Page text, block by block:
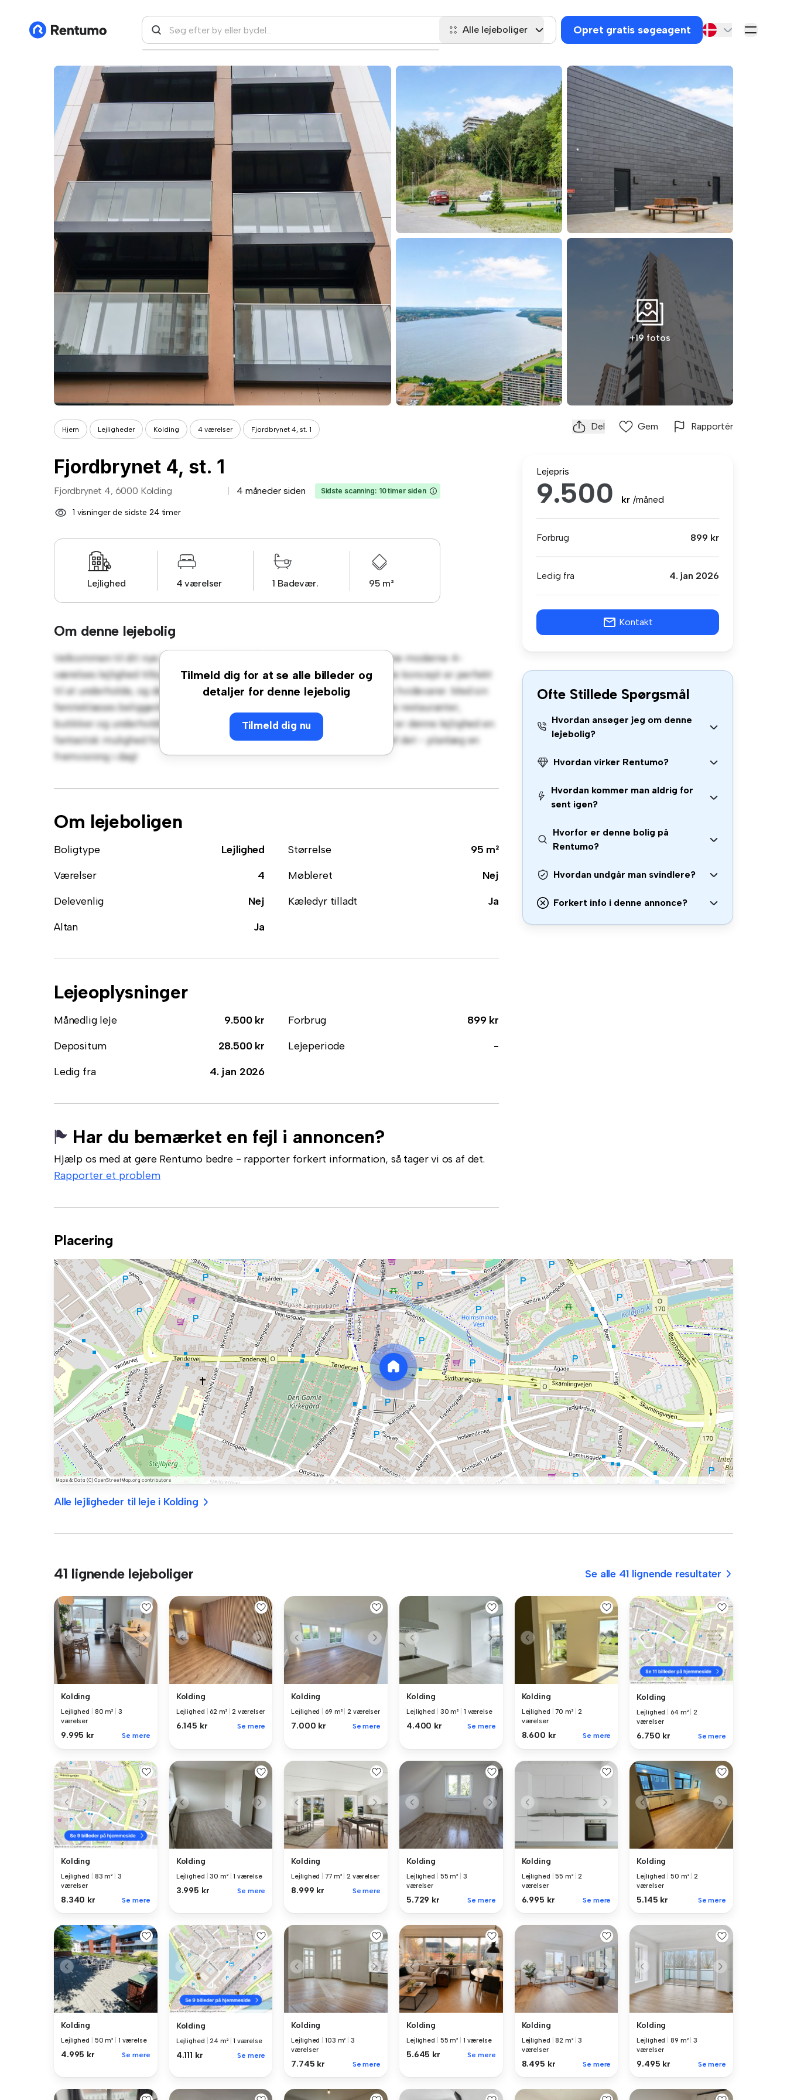
Alle lejeboliger Opret gratis søgeagent
+19 fotos
Hjem Lejligheder Kolding 4 værelser Fjordbrynet 4, st. 1 Del Gem Rapportér
Fjordbrynet 4, st. 1
Fjordbrynet 4, 6000 Kolding 4 måneder siden Sidste scanning: 10 timer siden
1 visninger de sidste 24 timer
Lejlighed 4 værelser 1 Badevær. 95 m²
Om denne lejebolig
Tilmeld dig for at se alle billeder og
detaljer for denne lejebolig
Tilmeld dig nu
Velkommen til dit nye byferiested på Fjordbrynet 4, 6000 Kolding! Denne moderne 4-
værelses lejlighed tilbyder et stilfuldt og hyggeligt opholdsrum. Det åbne koncept er perfekt
til at underholde, og det slanke køkken er udstyret med de bedste hårde hvidevarer. Med sin
førsteklasses beliggenhed vil du være kun få skridt væk fra byens bedste restauranter,
butikker og underholdningssteder. Til en overkommelig pris på 9.500 kr er denne lejlighed en
fantastisk mulighed for at nyde byens liv, når det er bedst. Gå ikke glip af det - planlæg en
fremvisning i dag!
Om lejeboligen
Boligtype Lejlighed Størrelse
95 m²
Værelser
4 Møbleret
Nej
Delevenlig
Nej Kæledyr tilladt
Ja
Altan
Ja
Lejeoplysninger
Månedlig leje 9.500 kr Forbrug
899 kr
Depositum
28.500 kr Lejeperiode
-
Ledig fra
4. jan 2026
Har du bemærket en fejl i annoncen?
Hjælp os med at gøre Rentumo bedre - rapporter forkert information, så tager vi os af det.
Rapporter et problem
Lejepris
9.500 kr /måned
Forbrug 899 kr
Ledig fra 4. jan 2026
Kontakt
Ofte Stillede Spørgsmål
Hvordan ansøger jeg om denne
lejebolig?
Hvordan virker Rentumo?
Hvordan kommer man aldrig for
sent igen?
Hvorfor er denne bolig på
Rentumo?
Hvordan undgår man svindlere?
Forkert info i denne annonce?
Placering
Alle lejligheder til leje i Kolding
41 lignende lejeboliger Se alle 41 lignende resultater
Kolding
Lejlighed 80 m²
3
værelser
9.995 kr Se mere
Kolding
Lejlighed 62 m² |2 værelser
6.145 kr Se mere
Kolding
Lejlighed 69 m² |2 værelser
7.000 kr Se mere
Kolding
Lejlighed 30 m² 1 værelse
4.400 kr Se mere
Kolding
Lejlighed |70 m² |2
værelser
8.600 kr Se mere
Kolding
Lejlighed 64 m²
2
værelser
6.750 kr Se mere
Kolding
Lejlighed 83 m²
3
værelser
8.340 kr Se mere
Kolding
Lejlighed |30 m² |1 værelse
3.995 kr Se mere
Kolding
Lejlighed 77 m² |2 værelser
8.999 kr Se mere
Kolding
Lejlighed 55 m²
3
værelser
5.729 kr Se mere
Kolding
Lejlighed |55 m² |2
værelser
6.995 kr Se mere
Kolding
Lejlighed 50 m² |2
værelser
5.145 kr Se mere
Kolding
Lejlighed 50 m² 1 værelse
4.995 kr Se mere
Kolding
Lejlighed |24 m² |1 værelse
4.111 kr Se mere
Kolding
Lejlighed 103 m² |3
værelser
7.745 kr Se mere
Kolding
Lejlighed 55 m² 1 værelse
5.645 kr Se mere
Kolding
Lejlighed |82 m² |3
værelser
8.495 kr Se mere
Kolding
Lejlighed 89 m² |3
værelser
9.495 kr Se mere